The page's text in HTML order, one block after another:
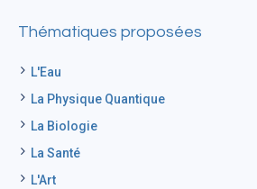
Thématiques proposées
L'Eau
La Physique Quantique
La Biologie
La Santé
L'Art